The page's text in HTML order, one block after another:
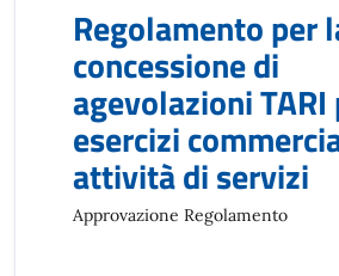
Regolamento per
concessione di
agevolazioni TARI
esercizi
attività di servizi
Approvazione Regolamento